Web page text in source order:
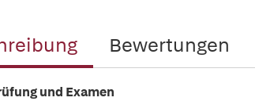
Bewertungen
und Examen